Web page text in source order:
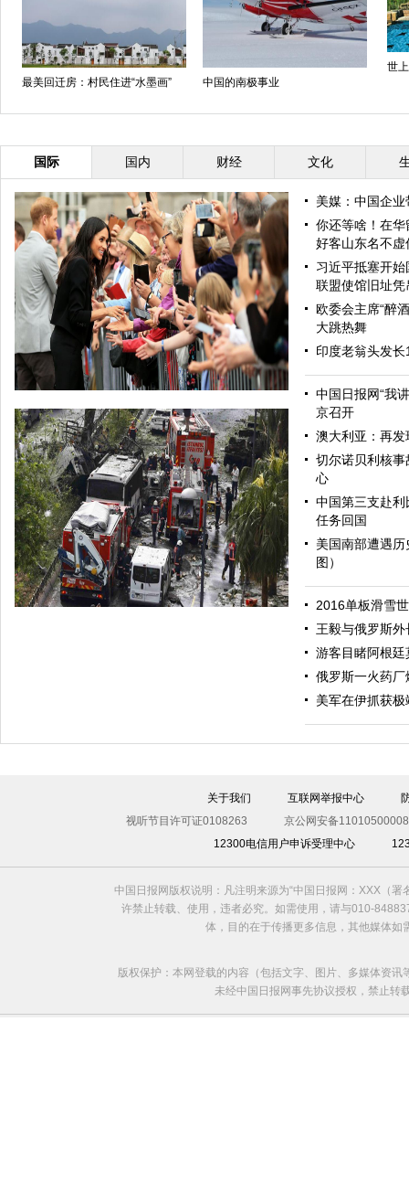
最美回迁房：村民住进“水墨画” 中国的南极事业
世
国际 国内 财经 文化
哈里与梅根亮相都柏林街头接受民众欢迎
美媒：中国企
你还等啥！在
好客山东名不虚
习近平抵塞开
联盟使馆旧址凭
欧委会主席“醉
大跳热舞
印度老翁头发
中国日报网“我
京召开
澳大利亚：再
切尔诺贝利核
心
中国第三支赴
任务回国
美国南部遭遇
图）
2016单板滑雪
王毅与俄罗斯
游客目睹阿根
俄罗斯一火药
美军在伊抓获极
关于我们 互联网举报中心
视听节目许可证0108263
京公网安备
12300电信用户申诉受理中心
中国日报网版权说明：凡注明来源为“中国日报网：XXX（
许禁止转载、使用，违者必究。如需使用，请与010-
体，目的在于传播更多信息，其他媒体
版权保护：本网登载的内容（包括文字、图片、多媒体资
未经中国日报网事先协议授权，禁止转